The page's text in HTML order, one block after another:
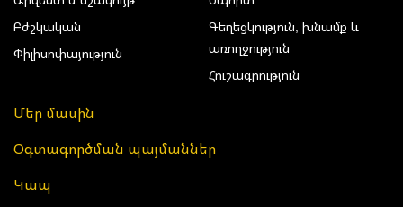
Բժշկական
Փիլիսոփայություն
Գեղեցկություն, խնամք և
առողջություն
Հուշագրություն
Մեր մասին
Օգտագործման պայմաններ
Կապ